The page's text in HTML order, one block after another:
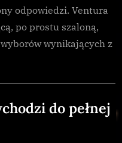
odpowiedzi. Ventura
po prostu szaloną,
wynikających z
do pełnej